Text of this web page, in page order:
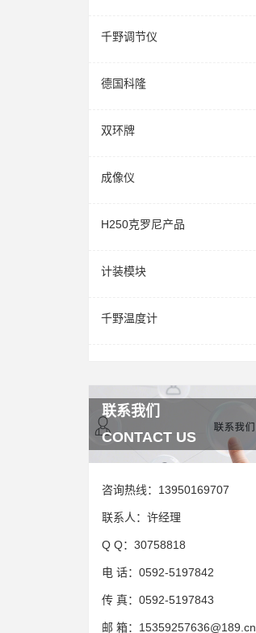
千野调节仪
德国科隆
双环牌
成像仪
H250克罗尼产品
计装模块
千野温度计
联系我们
CONTACT US
咨询热线： 13950169707
联系人： 许经理
Q Q： 30758818
电 话： 0592-5197842
传 真： 0592-5197843
邮 箱： 15359257636@189.cn